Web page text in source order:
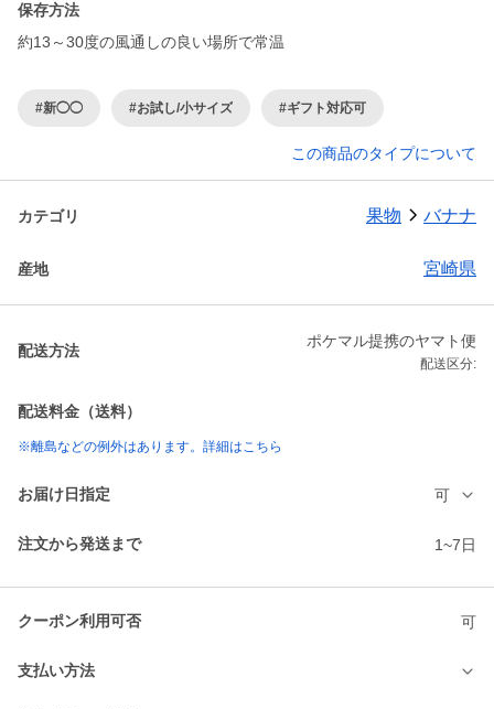
保存方法
約13～30度の風通しの良い場所で常温
#新◯◯ #お試し/小サイズ #ギフト対応可
この商品のタイプについて
カテゴリ 果物 バナナ
産地 宮崎県
配送方法
ポケマル提携のヤマト便
配送区分:
配送料金（送料）
※離島などの例外はあります。詳細はこちら
お届け日指定 可
注文から発送まで 1~7日
クーポン利用可否 可
支払い方法